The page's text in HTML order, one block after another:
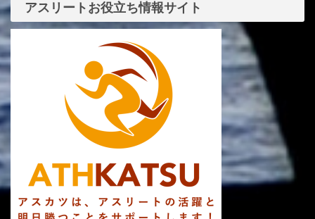
アスリートお役立ち情報サイト